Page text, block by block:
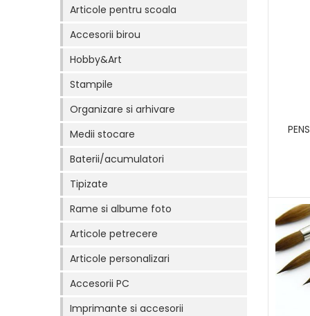
Articole pentru scoala
Accesorii birou
Hobby&Art
Stampile
Organizare si arhivare
Medii stocare
Baterii/acumulatori
Tipizate
Rame si albume foto
Articole petrecere
Articole personalizari
Accesorii PC
Imprimante si accesorii